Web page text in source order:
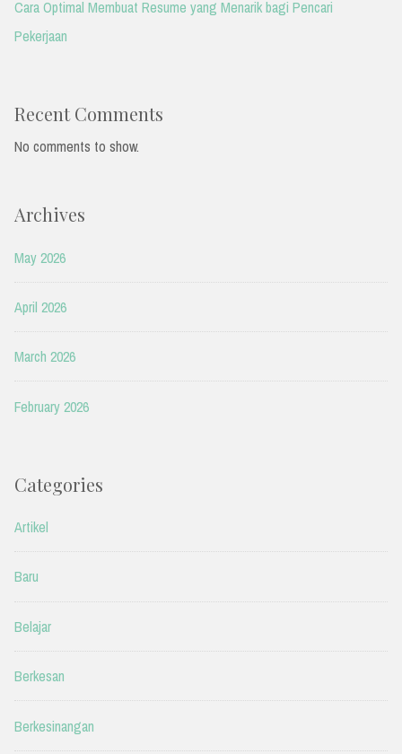
Cara Optimal Membuat Resume yang Menarik bagi Pencari
Pekerjaan
Recent Comments
No comments to show.
Archives
May 2026
April 2026
March 2026
February 2026
Categories
Artikel
Baru
Belajar
Berkesan
Berkesinangan